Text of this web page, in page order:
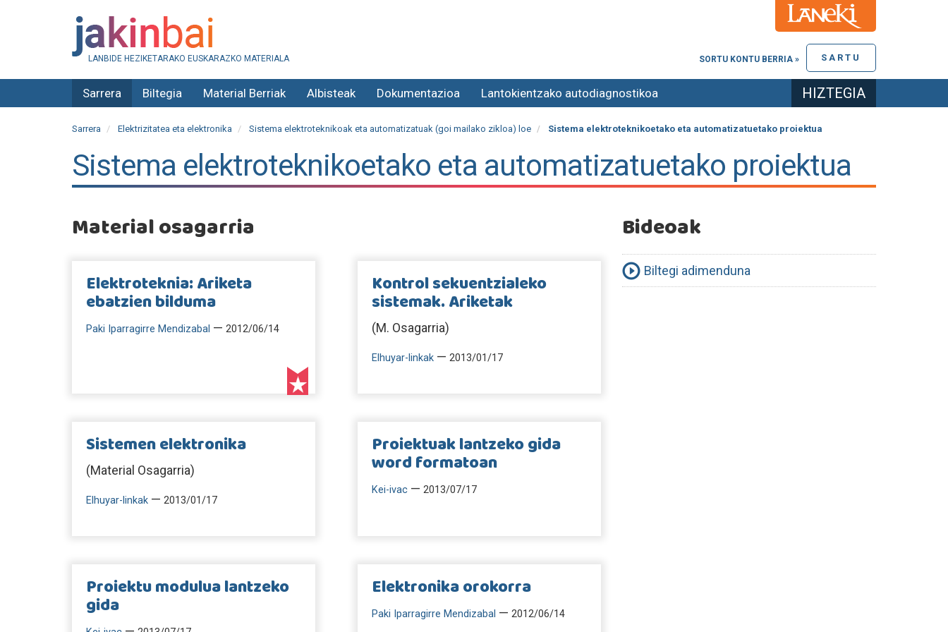
LANBIDE HEZIKETARAKO EUSKARAZKO MATERIALA SARTU
SORTU KONTU BERRIA »
Sarrera Biltegia Material Berriak Albisteak Dokumentazioa Lantokientzako autodiagnostikoa HIZTEGIA
Sarrera Elektrizitatea eta elektronika Sistema elektroteknikoak eta automatizatuak (goi mailako zikloa) loe Sistema elektroteknikoetako eta automatizatuetako proiektua
Sistema elektroteknikoetako eta automatizatuetako proiektua
Material osagarria
Elektroteknia: Ariketa
ebatzien bilduma
Paki Iparragirre Mendizabal — 2012/06/14
Kontrol sekuentzialeko
sistemak. Ariketak
(M. Osagarria)
Elhuyar-linkak — 2013/01/17
Sistemen elektronika
(Material Osagarria)
Elhuyar-linkak — 2013/01/17
Proiektuak lantzeko gida
word formatoan
Kei-ivac — 2013/07/17
Proiektu modulua lantzeko
gida
Elektronika orokorra
Paki Iparragirre Mendizabal — 2012/06/14
Bideoak
Biltegi adimenduna